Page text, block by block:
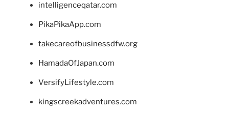
intelligenceqatar.com
PikaPikaApp.com
takecareofbusinessdfw.org
HamadaOfJapan.com
VersifyLifestyle.com
kingscreekadventures.com